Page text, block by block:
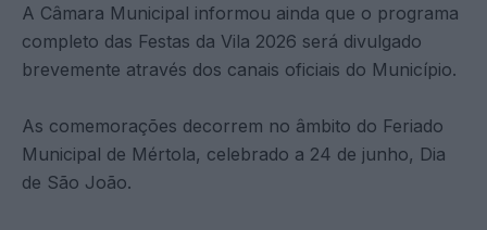
A Câmara Municipal informou ainda que o programa
completo das Festas da Vila 2026 será divulgado
brevemente através dos canais oficiais do Município.
As comemorações decorrem no âmbito do Feriado
Municipal de Mértola, celebrado a 24 de junho, Dia
de São João.